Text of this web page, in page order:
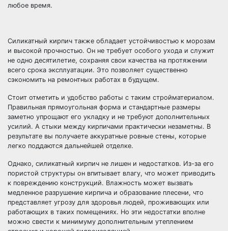
любое время.
Силикатный кирпич также обладает устойчивостью к морозам
и высокой прочностью. Он не требует особого ухода и служит
не одно десятилетие, сохраняя свои качества на протяжении
всего срока эксплуатации. Это позволяет существенно
сэкономить на ремонтных работах в будущем.
Стоит отметить и удобство работы с таким стройматериалом.
Правильная прямоугольная форма и стандартные размеры
заметно упрощают его укладку и не требуют дополнительных
усилий. А стыки между кирпичами практически незаметны. В
результате вы получаете аккуратные ровные стены, которые
легко поддаются дальнейшей отделке.
Однако, силикатный кирпич не лишен и недостатков. Из-за его
пористой структуры он впитывает влагу, что может приводить
к повреждению конструкций. Влажность может вызвать
медленное разрушение кирпича и образование плесени, что
представляет угрозу для здоровья людей, проживающих или
работающих в таких помещениях. Но эти недостатки вполне
можно свести к минимуму дополнительным утеплением